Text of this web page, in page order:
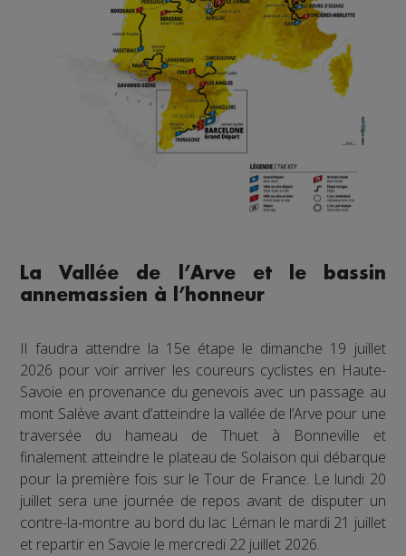
La Vallée de l’Arve et le bassin
annemassien à l’honneur
Il faudra attendre la 15e étape le dimanche 19 juillet
2026 pour voir arriver les coureurs cyclistes en Haute-
Savoie en provenance du genevois avec un passage au
mont Salève avant d’atteindre la vallée de l’Arve pour une
traversée du hameau de Thuet à Bonneville et
finalement atteindre le plateau de Solaison qui débarque
pour la première fois sur le Tour de France. Le lundi 20
juillet sera une journée de repos avant de disputer un
contre-la-montre au bord du lac Léman le mardi 21 juillet
et repartir en Savoie le mercredi 22 juillet 2026.